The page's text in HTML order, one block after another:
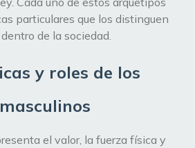
particulares que los distinguen
de la sociedad.
y roles de los
el valor, la fuerza física y